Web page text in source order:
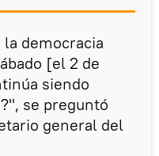
la democracia
[el 2 de
siendo
se preguntó
general del